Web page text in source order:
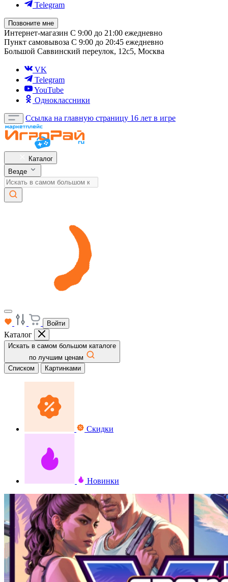
Telegram
Позвоните мне
Интернет-магазин С 9:00 до 21:00 ежедневно
Пункт самовывоза С 9:00 до 20:45 ежедневно
Большой Саввинский переулок, 12с5, Москва
VK
Telegram
YouTube
Одноклассники
Ссылка на главную страницу 16 лет в игре
Каталог
Везде
Войти
Каталог
Искать в самом большом каталоге
по лучшим ценам
Списком
Картинками
Скидки
Новинки